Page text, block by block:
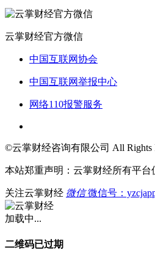
云掌财经官方微信
中国互联网协会
中国互联网举报中心
网络110报警服务
©云掌财经咨询有限公司 All Rights
本站郑重声明：云掌财经所有平
关注云掌财经 微信 微信号：
加载中...
二维码已过期